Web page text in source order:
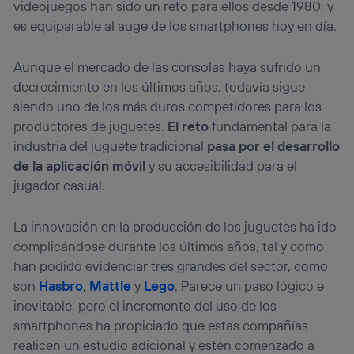
videojuegos han sido un reto para ellos desde 1980, y
es equiparable al auge de los smartphones hoy en día.
Aunque el mercado de las consolas haya sufrido un
decrecimiento en los últimos años, todavía sigue
siendo uno de los más duros competidores para los
productores de juguetes. El retofundamental para la
industria del juguete tradicional pasa por el desarrollo
de la aplicación móvily su accesibilidad para el
jugador casual.
La innovación en la producción de los juguetes ha ido
complicándose durante los últimos años, tal y como
han podido evidenciar tres grandes del sector, como
son Hasbro, Mattley Lego. Parece un paso lógico e
inevitable, pero el incremento del uso de los
smartphones ha propiciado que estas compañías
realicen un estudio adicional y estén comenzado a
identificador. Típicamente:
Si utilizas una
conexión de banda ancha
(p. ej., Wi-Fi),
actividades de navegación de los miembros del hogar
que hayan dado su consentimiento.
Si utilizasdatos móviles, el marketing será más
personalizado, ya que se basará únicamente en la
navegación del usuario del móvil.
Puedes gestionar los consentimientos Utiq seleccionando
“Administrar Utiq” en la parte inferior de esta página web o
visitando el portal de privacidad de Utiq